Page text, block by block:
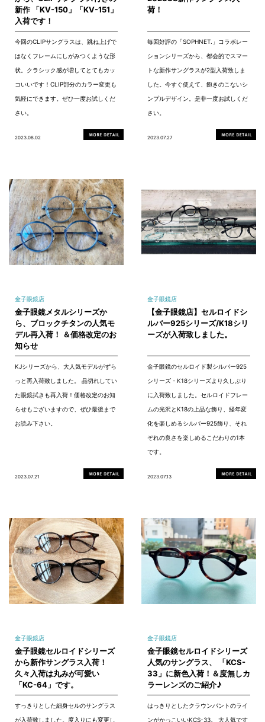
新作 「KV-150」「KV-151」
入荷です！
今回のCLIPサングラスは、跳ね上げで
はなくフレームにしがみつくような形
状。クラシック感が増してとてもカッ
コいいです！CLIP部分のカラー変更も
気軽にできます。ぜひ一度お試しくだ
さい。
2023.08.02
荷！
毎回好評の「SOPHNET.」コラボレー
ションシリーズから、都会的でスマー
トな新作サングラスが2型入荷致しま
した。今すぐ使えて、飽きのこないシ
ンプルデザイン。是非一度お試しくだ
さい。
2023.07.27
金子眼鏡店
金子眼鏡メタルシリーズか
ら、ブロックチタンの人気モ
デル再入荷！ ＆価格改定のお
知らせ
KJシリーズから、大人気モデルがずら
っと再入荷致しました。 品切れしてい
た眼鏡拭きも再入荷！価格改定のお知
らせもございますので、ぜひ最後まで
お読み下さい。
2023.07.21
金子眼鏡店
【金子眼鏡店】セルロイドシ
ルバー925シリーズ/K18シリ
ーズが入荷致しました。
金子眼鏡のセルロイド製シルバー925
シリーズ・K18シリーズより久しぶり
に入荷致しました。セルロイドフレー
ムの光沢とK18の上品な飾り、経年変
化を楽しめるシルバー925飾り、それ
ぞれの良さを楽しめるこだわりの1本
です。
2023.07.13
金子眼鏡店
金子眼鏡セルロイドシリーズ
から新作サングラス入荷！
久々入荷は丸みが可愛い
「KC-64」です。
すっきりとした細身セルのサングラス
が入荷致しました。度入りにも変更し
金子眼鏡店
金子眼鏡セルロイドシリーズ
人気のサングラス、 「KCS-
33」に新色入荷！＆度無しカ
ラーレンズのご紹介♪
はっきりとしたクラウンパントのライ
ンがかっこいいKCS-33。 大人気です